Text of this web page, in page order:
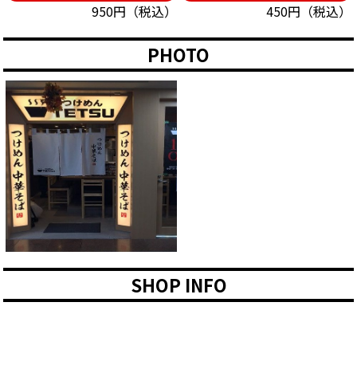
950円（税込）
450円（税込）
PHOTO
SHOP INFO